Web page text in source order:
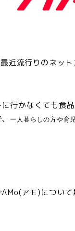
近流行りのネッ
行かなくても食
、一人暮らしの方や育
アモ)について